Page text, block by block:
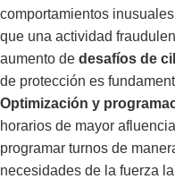
comportamientos
que una actividad
aumento de desafíos de
de protección es
Optimización y
horarios de mayor
programar turnos de
necesidades de la fuerza